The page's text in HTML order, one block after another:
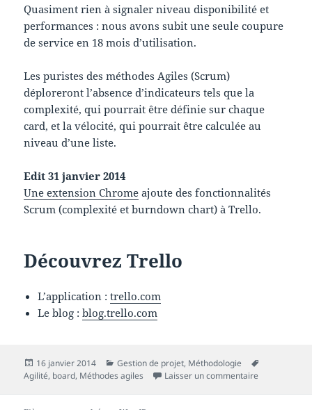
Quasiment rien à signaler niveau disponibilité et
performances : nous avons subit une seule coupure
de service en 18 mois d’utilisation.
Les puristes des méthodes Agiles (Scrum)
déploreront l’absence d’indicateurs tels que la
complexité, qui pourrait être définie sur chaque
card, et la vélocité, qui pourrait être calculée au
niveau d’une liste.
Edit 31 janvier 2014
Une extension Chrome ajoute des fonctionnalités
Scrum (complexité et burndown chart) à Trello.
Découvrez Trello
L’application :trello.com
Le blog :blog.trello.com
Publié
le
16 janvier 2014 Catégories
Gestion de projet, Méthodologie
Agilité, board, Méthodes agiles Laisser un commentaire